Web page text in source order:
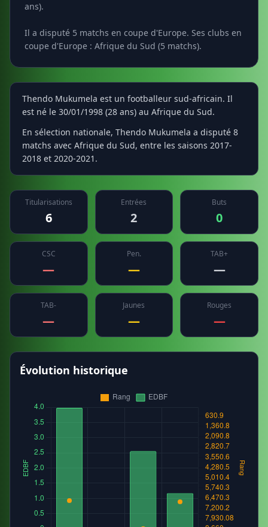
ans).
Il a disputé 5 matchs en coupe d'Europe. Ses clubs en
coupe d'Europe : Afrique du Sud (5 matchs).
Thendo Mukumela est un footballeur sud-africain. Il
est né le 30/01/1998 (28 ans) au Afrique du Sud.
En sélection nationale, Thendo Mukumela a disputé 8
matchs avec Afrique du Sud, entre les saisons 2017-
2018 et 2020-2021.
Titularisations
6
Entrées
2
Buts
0
CSC
—
Pen.
—
TAB+
—
TAB-
—
Jaunes
—
Rouges
—
Évolution historique